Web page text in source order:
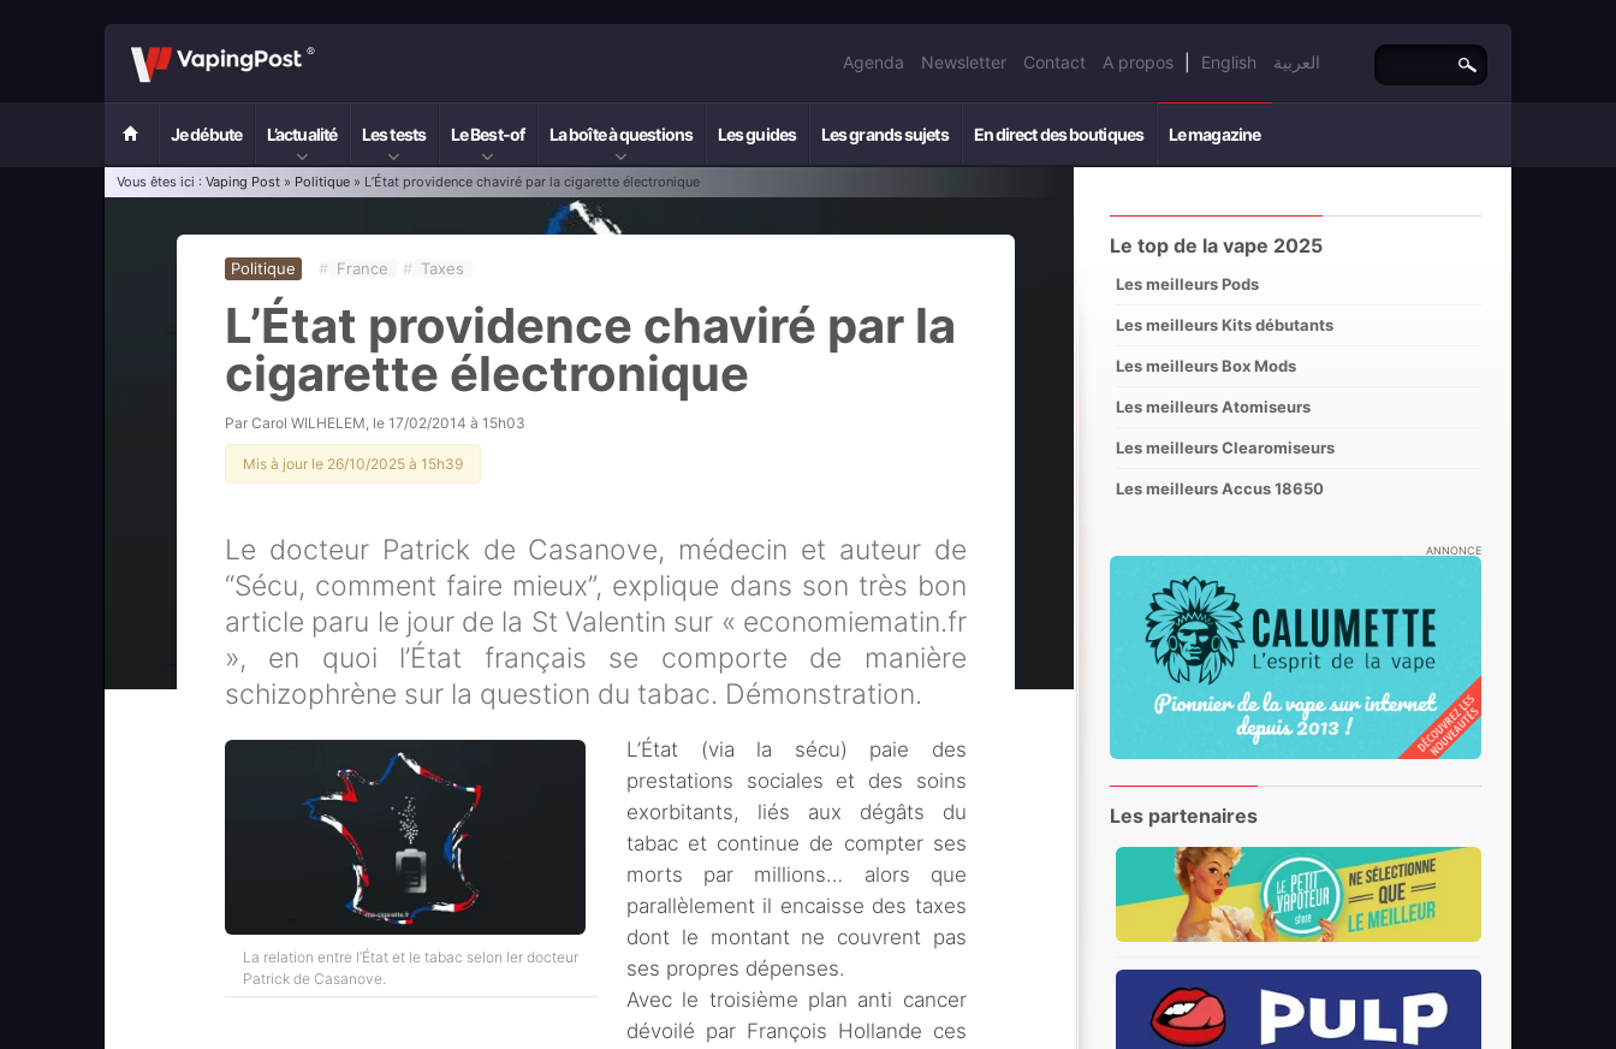
Agenda Newsletter Contact A propos English العربية
Je débute L’actualité Les tests Le Best-of La boîte à questions Les guides Les grands sujets En direct des boutiques Le magazine
Vous êtes ici : Vaping Post » Politique » L’État providence chaviré par la cigarette électronique
Politique # France # Taxes
L’État providence chaviré par la
cigarette électronique
Par Carol WILHELEM, le 17/02/2014 à 15h03
Mis à jour le 26/10/2025 à 15h39
Le docteur Patrick de Casanove, médecin et auteur de
“Sécu, comment faire mieux”, explique dans son très bon
article paru le jour de la St Valentin sur « economiematin.fr
», en quoi l’État français se comporte de manière
schizophrène sur la question du tabac. Démonstration.
La relation entre l’État et le tabac selon ler docteur
Patrick de Casanove.
L’État (via la sécu) paie des
prestations sociales et des soins
exorbitants, liés aux dégâts du
tabac et continue de compter ses
morts par millions… alors que
parallèlement il encaisse des taxes
dont le montant ne couvrent pas
ses propres dépenses.
Avec le troisième plan anti cancer
dévoilé par François Hollande ces
Le top de la vape 2025
Les meilleurs Pods
Les meilleurs Kits débutants
Les meilleurs Box Mods
Les meilleurs Atomiseurs
Les meilleurs Clearomiseurs
Les meilleurs Accus 18650
ANNONCE
Les partenaires